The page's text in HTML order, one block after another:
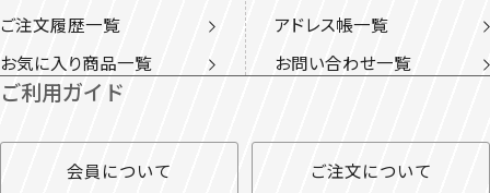
ご注文履歴一覧
アドレス帳一覧
お気に入り商品一覧
お問い合わせ一覧
ご利用ガイド
会員について ご注文について